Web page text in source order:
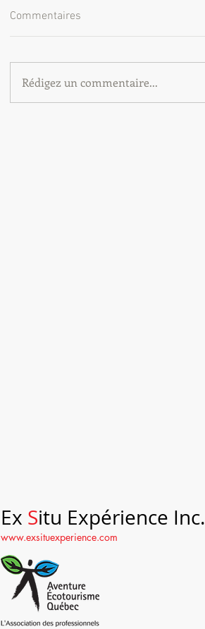
Commentaires
Rédigez un commentaire...
Ex Situ Expérience Inc.
www.exsituexperience.com